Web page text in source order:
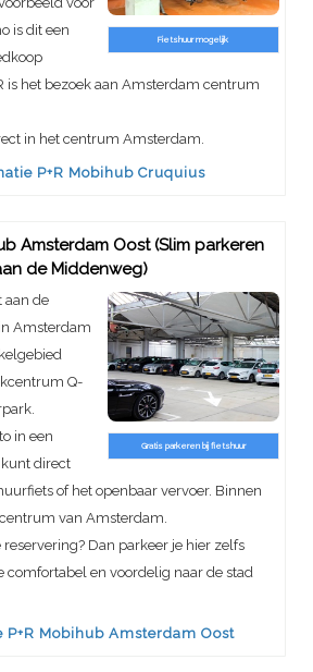
Fietshuur mogelijk
is dit een
is het bezoek aan Amsterdam centrum
in het centrum Amsterdam.
P+R Mobihub Cruquius
Amsterdam Oost (Slim parkeren
de Middenweg)
Gratis parkeren bij fietshuur
aan de
Amsterdam
Q-
in een
direct
of het openbaar vervoer. Binnen
van Amsterdam.
reservering? Dan parkeer je hier zelfs
comfortabel en voordelig naar de stad
P+R Mobihub Amsterdam Oost